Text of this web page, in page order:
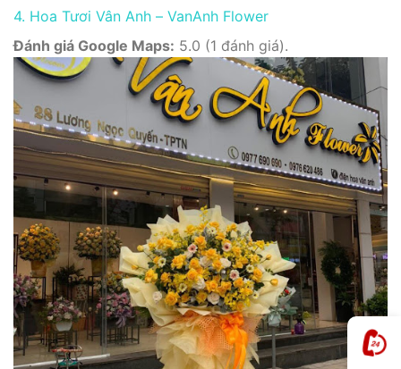
4. Hoa Tươi Vân Anh – VanAnh Flower
Đánh giá Google Maps: 5.0 (1 đánh giá).